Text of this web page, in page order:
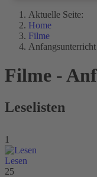
Aktuelle Seite:
Home
Filme
Anfangsunterricht
Filme -
Leselisten
1
Lesen
25